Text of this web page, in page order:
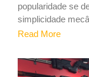
popularidade se
simplicidade
Read More
1